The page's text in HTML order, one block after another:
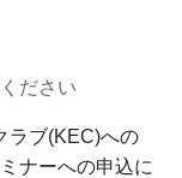
ださい
ラブ(KEC)への
ナーへの申込に